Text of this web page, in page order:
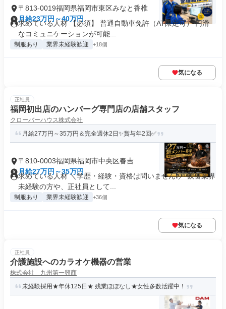
〒813-0019福岡県福岡市東区みなと香椎
月給23万円～40万円
求めている人材 【必須】 普通自動車免許（AT限定可） 円滑
なコミュニケーションが可能...
制服あり 業界未経験歓迎 +18個
気になる
正社員
福岡初出店のハンバーグ専門店の店舗スタッフ
クローバーハウス株式会社
月給27万円～35万円＆完全週休2日✨賞与年2回✅
〒810-0003福岡県福岡市中央区春吉
月給27万円～35万円
求めている人材 ＼学歴・経験・資格は問いません❗／ 飲食業界
未経験の方や、正社員として...
制服あり 業界未経験歓迎 +36個
気になる
正社員
介護施設へのカラオケ機器の営業
株式会社 九州第一興商
未経験採用★年休125日★ 残業ほぼなし★女性多数活躍中！